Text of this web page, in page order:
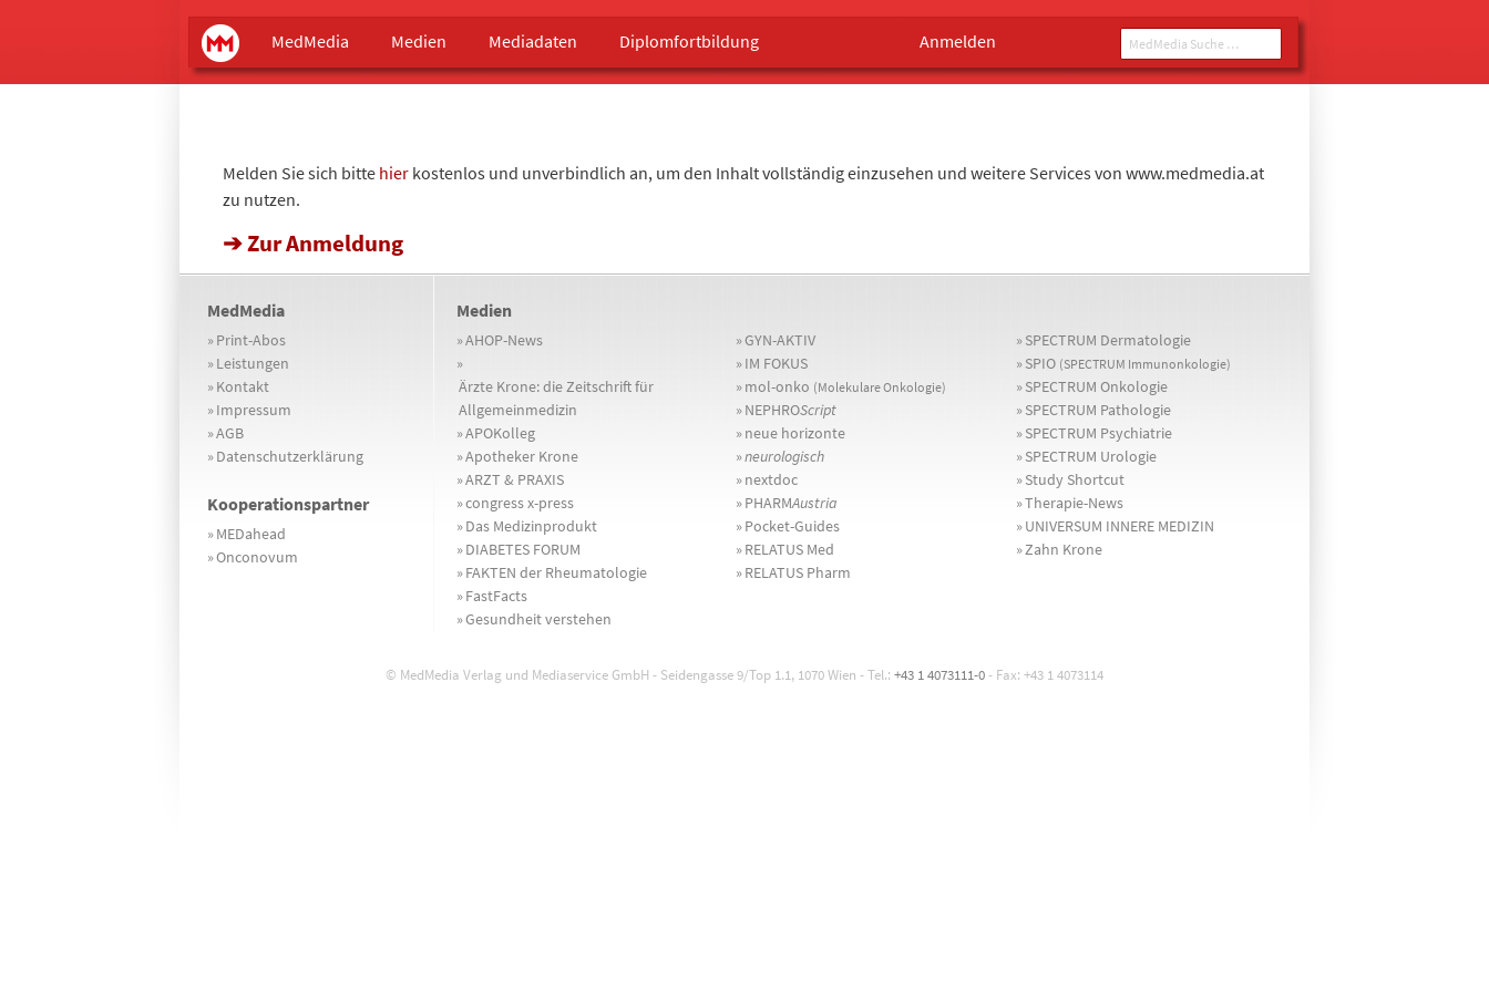
Main menu
MedMediaMedMedia Medien Mediadaten Diplomfortbildung Anmelden MedMedia Suche ...
Melden Sie sich bitte hier kostenlos und unverbindlich an, um den Inhalt vollständig einzusehen und weitere Services von www.medmedia.at
zu nutzen.
➔ Zur Anmeldung
MedMedia
»Print-Abos
»Leistungen
»Kontakt
»Impressum
»AGB
»Datenschutzerklärung
Kooperationspartner
»MEDahead
»Onconovum
Medien
»AHOP-News
»
Ärzte Krone: die Zeitschrift für
Allgemeinmedizin
»APOKolleg
»Apotheker Krone
»ARZT & PRAXIS
»congress x-press
»Das Medizinprodukt
»DIABETES FORUM
»FAKTEN der Rheumatologie
»FastFacts
»Gesundheit verstehen
»GYN-AKTIV
»IM FOKUS
»mol-onko (Molekulare Onkologie)
»NEPHROScript
»neue horizonte
»neurologisch
»nextdoc
»PHARMAustria
»Pocket-Guides
»RELATUS Med
»RELATUS Pharm
»SPECTRUM Dermatologie
»SPIO (SPECTRUM Immunonkologie)
»SPECTRUM Onkologie
»SPECTRUM Pathologie
»SPECTRUM Psychiatrie
»SPECTRUM Urologie
»Study Shortcut
»Therapie-News
»UNIVERSUM INNERE MEDIZIN
»Zahn Krone
© MedMedia Verlag und Mediaservice GmbH - Seidengasse 9/Top 1.1, 1070 Wien - Tel.: +43 1 4073111-0- Fax: +43 1 4073114